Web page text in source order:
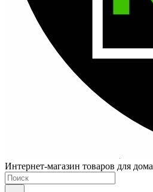
Интернет-магазин товаров для дома